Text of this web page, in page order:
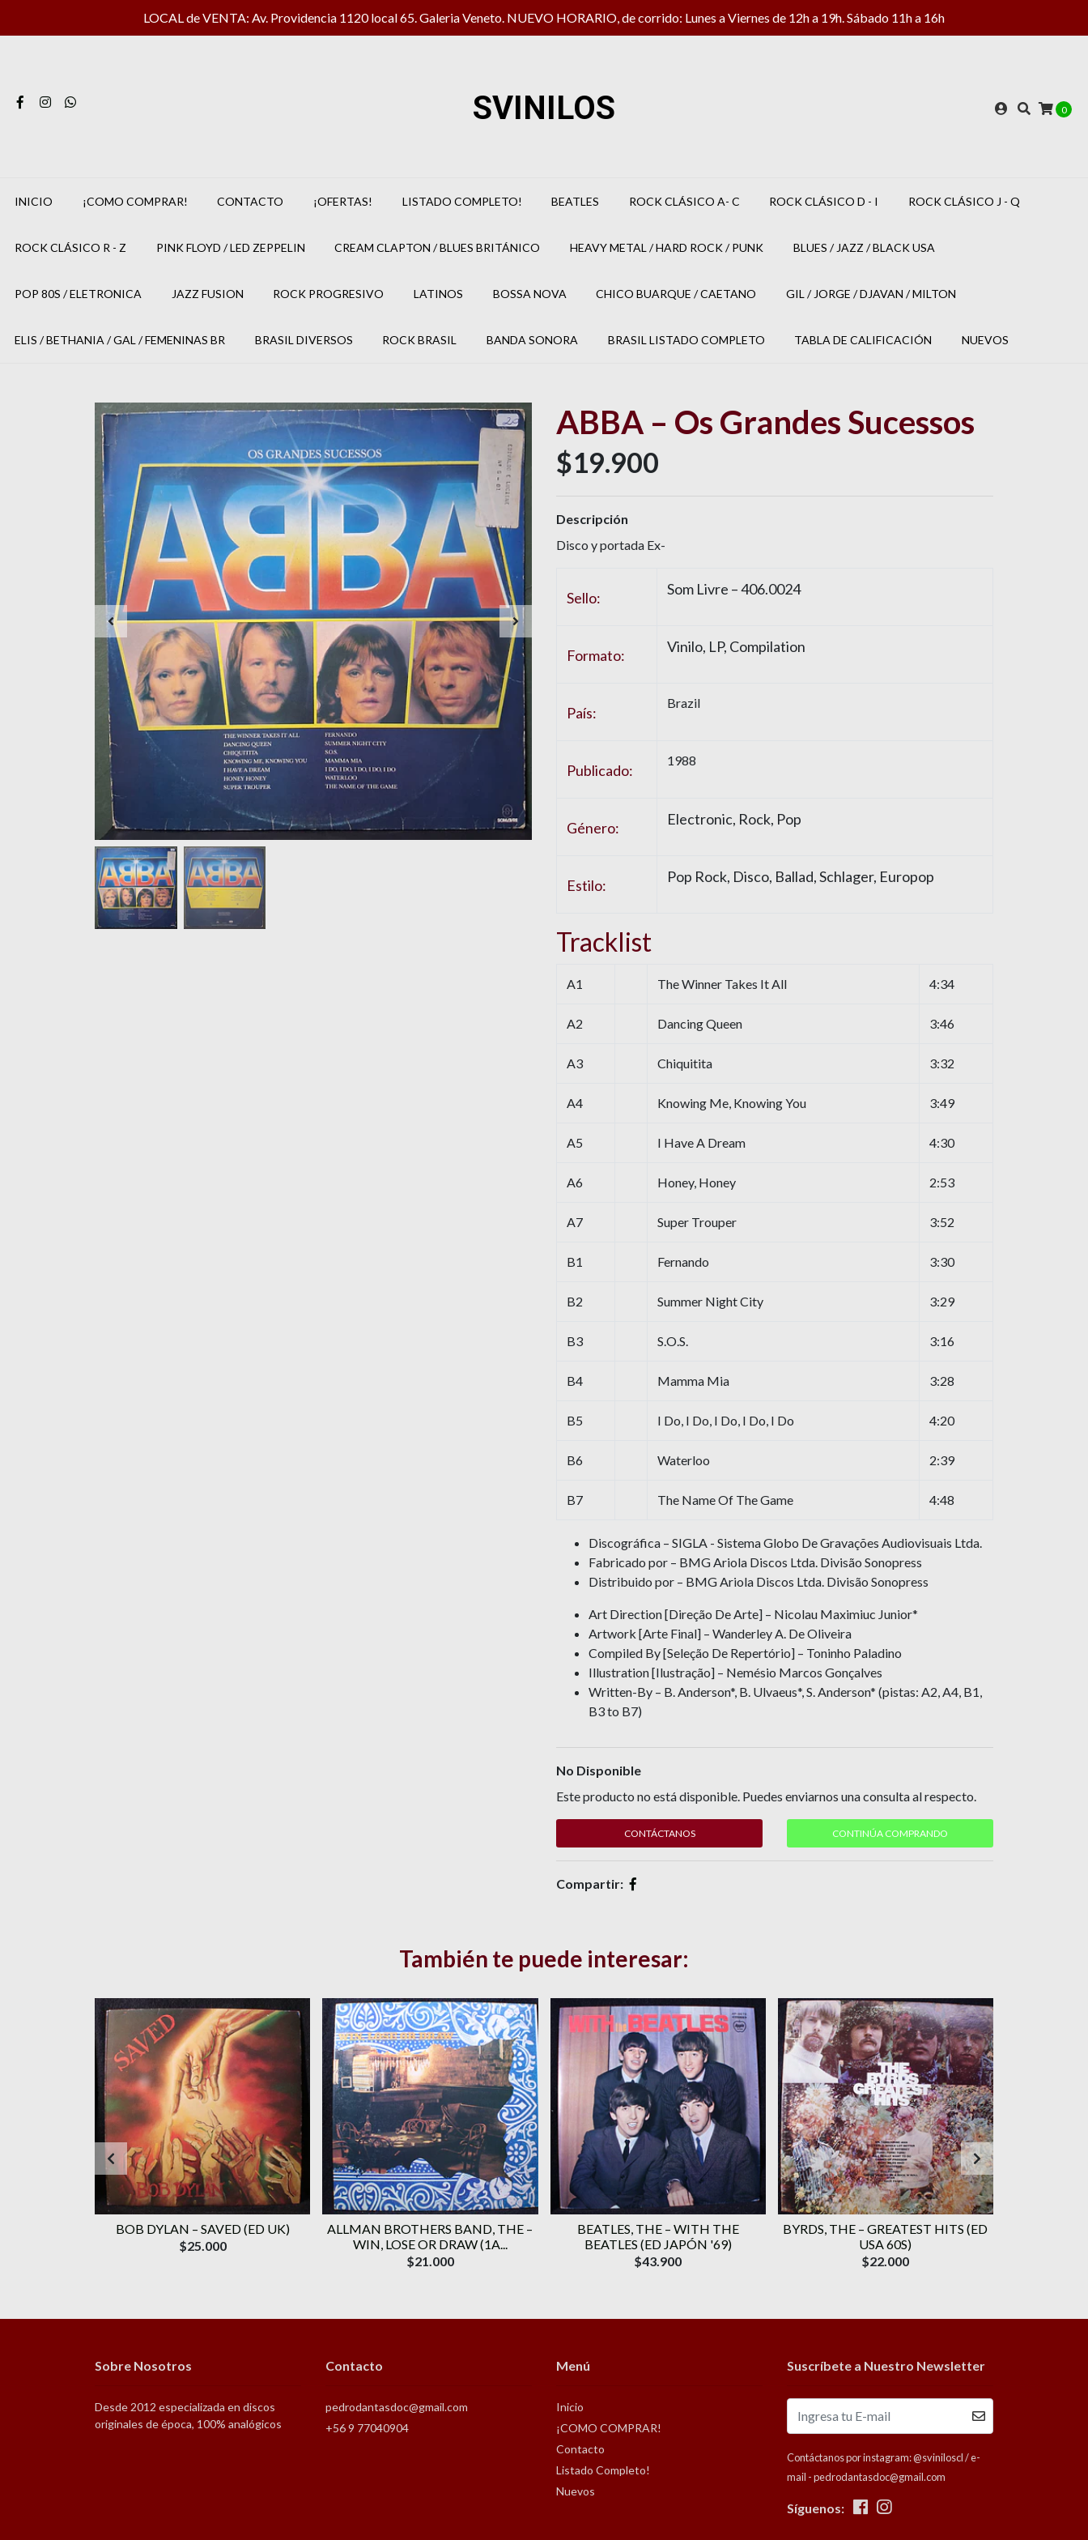
LOCAL de VENTA: Av. Providencia 1120 local 65. Galeria Veneto. NUEVO HORARIO, de corrido: Lunes a Viernes de 12h a 19h. Sábado 11h a 16h
SVINILOS 0
INICIO ¡COMO COMPRAR! CONTACTO ¡OFERTAS! LISTADO COMPLETO! BEATLES ROCK CLÁSICO A- C ROCK CLÁSICO D - I ROCK CLÁSICO J - Q
ROCK CLÁSICO R - Z PINK FLOYD / LED ZEPPELIN CREAM CLAPTON / BLUES BRITÁNICO HEAVY METAL / HARD ROCK / PUNK BLUES / JAZZ / BLACK USA
POP 80S / ELETRONICA JAZZ FUSION ROCK PROGRESIVO LATINOS BOSSA NOVA CHICO BUARQUE / CAETANO GIL / JORGE / DJAVAN / MILTON
ELIS / BETHANIA / GAL / FEMENINAS BR BRASIL DIVERSOS ROCK BRASIL BANDA SONORA BRASIL LISTADO COMPLETO TABLA DE CALIFICACIÓN NUEVOS
ABBA – Os Grandes Sucessos
$19.900
Descripción
Disco y portada Ex-
Sello: Som Livre – 406.0024
Formato: Vinilo, LP, Compilation
País:
Brazil
Publicado:
1988
Género: Electronic, Rock, Pop
Estilo: Pop Rock, Disco, Ballad, Schlager, Europop
Tracklist
A1 The Winner Takes It All 4:34
A2 Dancing Queen 3:46
A3 Chiquitita 3:32
A4 Knowing Me, Knowing You 3:49
A5 I Have A Dream 4:30
A6 Honey, Honey 2:53
A7 Super Trouper 3:52
B1 Fernando 3:30
B2 Summer Night City 3:29
B3 S.O.S. 3:16
B4 Mamma Mia 3:28
B5 I Do, I Do, I Do, I Do, I Do 4:20
B6 Waterloo 2:39
B7 The Name Of The Game 4:48
Discográfica – SIGLA - Sistema Globo De Gravações Audiovisuais Ltda.
Fabricado por – BMG Ariola Discos Ltda. Divisão Sonopress
Distribuido por – BMG Ariola Discos Ltda. Divisão Sonopress
Art Direction [Direção De Arte] – Nicolau Maximiuc Junior*
Artwork [Arte Final] – Wanderley A. De Oliveira
Compiled By [Seleção De Repertório] – Toninho Paladino
Illustration [Ilustração] – Nemésio Marcos Gonçalves
Written-By – B. Anderson*, B. Ulvaeus*, S. Anderson* (pistas: A2, A4, B1,
B3 to B7)
No Disponible
Este producto no está disponible. Puedes enviarnos una consulta al respecto.
CONTÁCTANOS CONTINÚA COMPRANDO
Compartir:
También te puede interesar:
BOB DYLAN ‎– SAVED (ED UK)
$25.000
ALLMAN BROTHERS BAND, THE ‎–
WIN, LOSE OR DRAW (1A...
$21.000
BEATLES, THE – WITH THE
BEATLES (ED JAPÓN '69)
$43.900
BYRDS, THE ‎– GREATEST HITS (ED
USA 60S)
$22.000
Sobre Nosotros
Desde 2012 especializada en discos
originales de época, 100% analógicos
Contacto
pedrodantasdoc@gmail.com
+56 9 77040904
Menú
Inicio
¡COMO COMPRAR!
Contacto
Listado Completo!
Nuevos
Suscríbete a Nuestro Newsletter
Contáctanos por instagram: @sviniloscl / e-
mail - pedrodantasdoc@gmail.com
Síguenos: